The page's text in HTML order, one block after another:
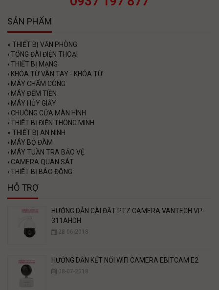
SẢN PHẨM
» THIẾT BỊ VĂN PHÒNG
›TỔNG ĐÀI ĐIỆN THOẠI
›THIẾT BỊ MẠNG
› KHÓA TỪ VÂN TAY - KHÓA TỪ
› MÁY CHẤM CÔNG
› MÁY ĐẾM TIỀN
› MÁY HỦY GIẤY
› CHUÔNG CỬA MÀN HÌNH
›THIẾT BỊ ĐIỆN THÔNG MINH
» THIẾT BỊ AN NINH
› MÁY BỘ ĐÀM
› MÁY TUẦN TRA BẢO VỆ
› CAMERA QUAN SÁT
›THIẾT BỊ BÁO ĐỘNG
HỖ TRỢ
HƯỚNG DẪN CÀI ĐẶT PTZ CAMERA VANTECH VP-
311AHDH
28-06-2018
HƯỚNG DẪN KẾT NỐI WIFI CAMERA EBITCAM E2
08-07-2018